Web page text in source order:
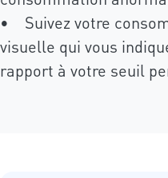
• Suivez votre
visuelle qui vous
rapport à votre seuil